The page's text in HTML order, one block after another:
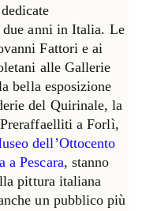
anni in Italia. Le
Fattori e ai
alle Gallerie
bella esposizione
del Quirinale, la
a Forlì,
dell’Ottocento
a Pescara, stanno
pittura italiana
un pubblico più